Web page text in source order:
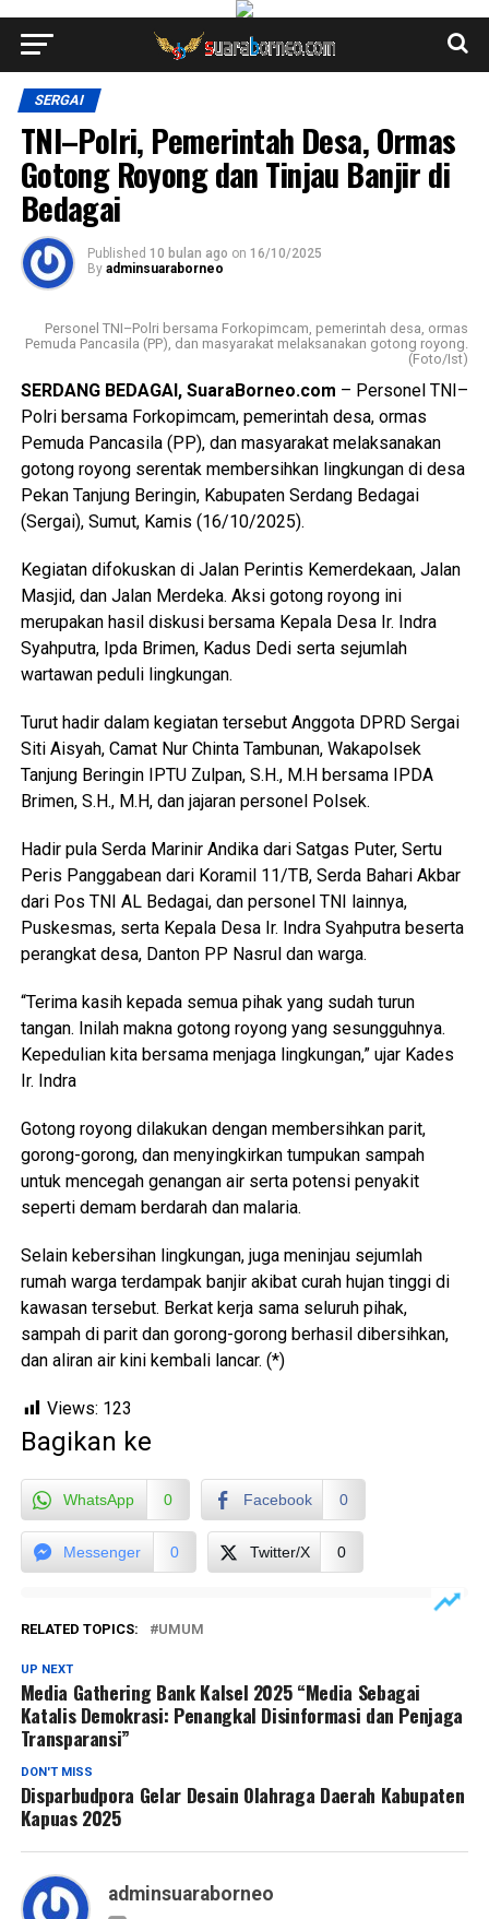
SERGAI
TNI–Polri, Pemerintah Desa, Ormas
Gotong Royong dan Tinjau Banjir di
Bedagai
Published 10 bulan ago on 16/10/2025
By adminsuaraborneo
Personel TNI–Polri bersama Forkopimcam, pemerintah desa, ormas
Pemuda Pancasila (PP), dan masyarakat melaksanakan gotong royong.
(Foto/Ist)
SERDANG BEDAGAI, SuaraBorneo.com – Personel TNI–
Polri bersama Forkopimcam, pemerintah desa, ormas
Pemuda Pancasila (PP), dan masyarakat melaksanakan
gotong royong serentak membersihkan lingkungan di desa
Pekan Tanjung Beringin, Kabupaten Serdang Bedagai
(Sergai), Sumut, Kamis (16/10/2025).
Kegiatan difokuskan di Jalan Perintis Kemerdekaan, Jalan
Masjid, dan Jalan Merdeka. Aksi gotong royong ini
merupakan hasil diskusi bersama Kepala Desa Ir. Indra
Syahputra, Ipda Brimen, Kadus Dedi serta sejumlah
wartawan peduli lingkungan.
Turut hadir dalam kegiatan tersebut Anggota DPRD Sergai
Siti Aisyah, Camat Nur Chinta Tambunan, Wakapolsek
Tanjung Beringin IPTU Zulpan, S.H., M.H bersama IPDA
Brimen, S.H., M.H, dan jajaran personel Polsek.
Hadir pula Serda Marinir Andika dari Satgas Puter, Sertu
Peris Panggabean dari Koramil 11/TB, Serda Bahari Akbar
dari Pos TNI AL Bedagai, dan personel TNI lainnya,
Puskesmas, serta Kepala Desa Ir. Indra Syahputra beserta
perangkat desa, Danton PP Nasrul dan warga.
“Terima kasih kepada semua pihak yang sudah turun
tangan. Inilah makna gotong royong yang sesungguhnya.
Kepedulian kita bersama menjaga lingkungan,” ujar Kades
Ir. Indra
Gotong royong dilakukan dengan membersihkan parit,
gorong-gorong, dan menyingkirkan tumpukan sampah
untuk mencegah genangan air serta potensi penyakit
seperti demam berdarah dan malaria.
Selain kebersihan lingkungan, juga meninjau sejumlah
rumah warga terdampak banjir akibat curah hujan tinggi di
kawasan tersebut. Berkat kerja sama seluruh pihak,
sampah di parit dan gorong-gorong berhasil dibersihkan,
dan aliran air kini kembali lancar. (*)
Views: 123
Bagikan ke
WhatsApp 0 Facebook 0
Messenger 0 Twitter/X 0
RELATED TOPICS: UMUM
UP NEXT
Media Gathering Bank Kalsel 2025 “Media Sebagai
Katalis Demokrasi: Penangkal Disinformasi dan Penjaga
Transparansi”
DON'T MISS
Disparbudpora Gelar Desain Olahraga Daerah Kabupaten
Kapuas 2025
adminsuaraborneo